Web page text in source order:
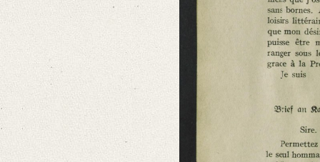
Provider: Dresden, Sächsische Landesbibliothek - Staats- und
OAI Id: 512512477
Classification Number: Mscr.Dresd.e.90,II,Nr.22
Number of Pages: 3 3/4 S.
Language